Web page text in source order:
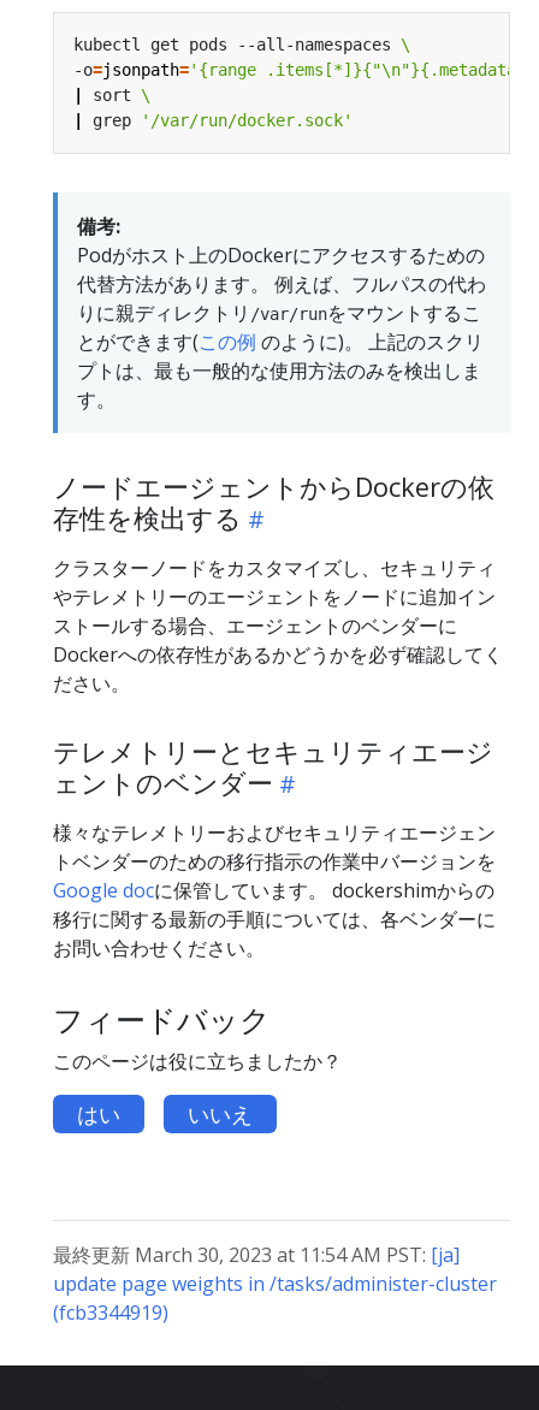
kubectl get pods --all-namespaces
-o=jsonpath='{range
sort
grep '/var/run/docker.sock'
備考:
Podがホスト上のDockerにアクセスするための
代替方法があります。 例えば、フルパスの代わ
りに親ディレクトリ /var/runをマウントするこ
とができます(この例 のように)。 上記のスクリ
プトは、最も一般的な使用方法のみを検出しま
す。
ノードエージェントからDockerの依
存性を検出する
クラスターノードをカスタマイズし、セキュリティ
やテレメトリーのエージェントをノードに追加イン
ストールする場合、エージェントのベンダーに
Dockerへの依存性があるかどうかを必ず確認してく
ださい。
テレメトリーとセキュリティエージ
ェントのベンダー
様々なテレメトリーおよびセキュリティエージェン
トベンダーのための移行指示の作業中バージョンを
Google docに保管しています。 dockershimからの
移行に関する最新の手順については、各ベンダーに
お問い合わせください。
フィードバック
このページは役に立ちましたか？
はい いいえ
最終更新 March 30, 2023 at 11:54 AM PST: [ja]
update page weights in /tasks/administer-cluster
(fcb3344919)